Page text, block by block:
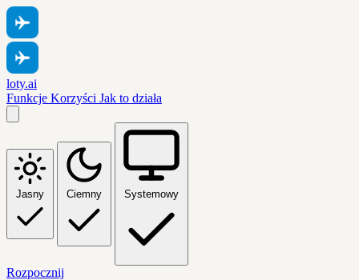
loty.ai
Funkcje Korzyści Jak to działa
Jasny Ciemny Systemowy
Rozpocznij